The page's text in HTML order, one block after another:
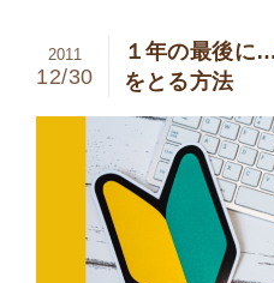
１年の最後に
をとる方法
2011
12/30